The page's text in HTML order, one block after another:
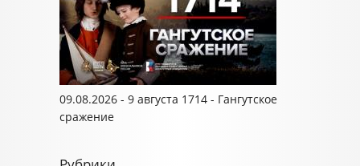
09.08.2026 - 9 августа 1714 - Гангутское
сражение